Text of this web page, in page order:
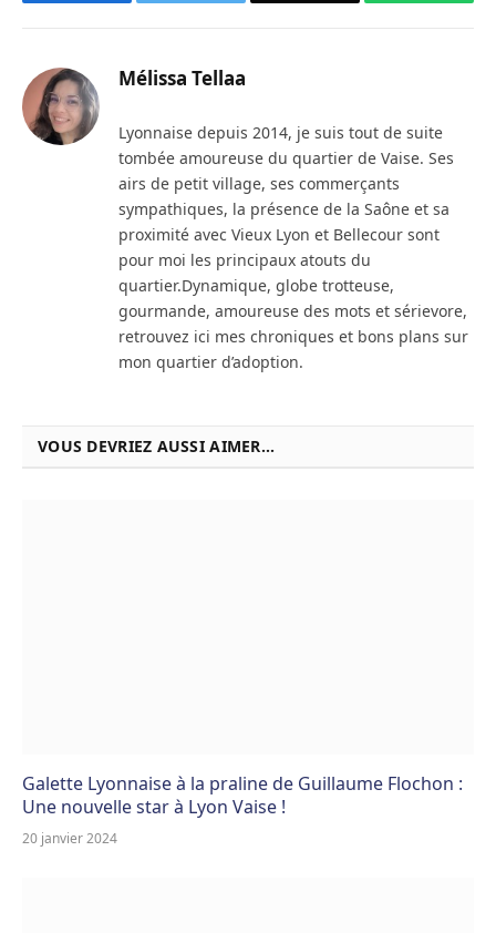
Mélissa Tellaa
Lyonnaise depuis 2014, je suis tout de suite
tombée amoureuse du quartier de Vaise. Ses
airs de petit village, ses commerçants
sympathiques, la présence de la Saône et sa
proximité avec Vieux Lyon et Bellecour sont
pour moi les principaux atouts du
quartier.Dynamique, globe trotteuse,
gourmande, amoureuse des mots et sérievore,
retrouvez ici mes chroniques et bons plans sur
mon quartier d’adoption.
VOUS DEVRIEZ AUSSI AIMER...
Galette Lyonnaise à la praline de Guillaume Flochon :
Une nouvelle star à Lyon Vaise !
20 janvier 2024